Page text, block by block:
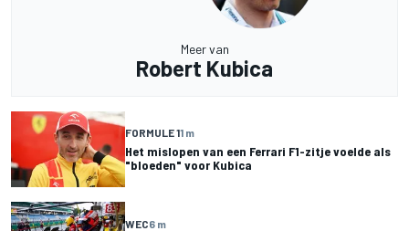
Meer van
Robert Kubica
FORMULE 11 m
Het mislopen van een Ferrari F1-zitje voelde als
"bloeden" voor Kubica
WEC6 m